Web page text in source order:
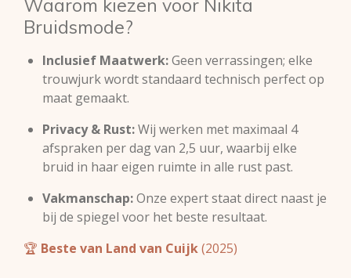
Waarom kiezen voor Nikita
Bruidsmode?
Inclusief Maatwerk:Geen verrassingen; elke
trouwjurk wordt standaard technisch perfect op
maat gemaakt.
Privacy & Rust:Wij werken met maximaal 4
afspraken per dag van 2,5 uur, waarbij elke
bruid in haar eigen ruimte in alle rust past.
Vakmanschap:Onze expert staat direct naast je
bij de spiegel voor het beste resultaat.
🏆 Beste van Land van Cuijk(2025)